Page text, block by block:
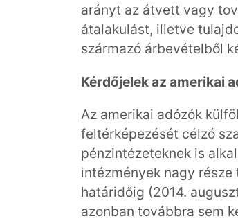
arányt az átvett vagy
átalakulást, illetve
származó árbevételből
Kérdőjelek az amerikai
Az amerikai adózók
feltérképezését célzó
pénzintézeteknek is
intézmények nagy
határidőig (2014.
azonban továbbra sem